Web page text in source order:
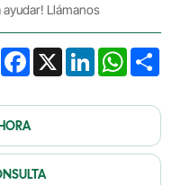
ayudar! Llámanos
Facebook
X LinkedIn